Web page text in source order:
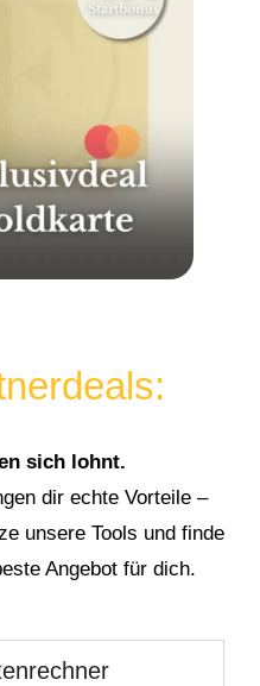
sich lohnt.
dir echte Vorteile –
unsere Tools und finde
Angebot für dich.